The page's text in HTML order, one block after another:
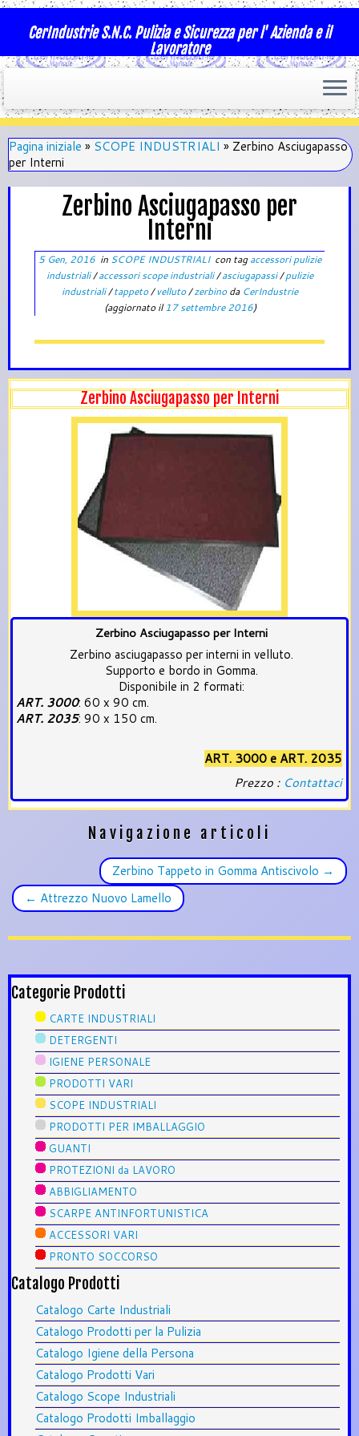
CerIndustrie S.N.C. Pulizia e Sicurezza per l' Azienda e il
Lavoratore
Pagina iniziale » SCOPE INDUSTRIALI » Zerbino Asciugapasso
per Interni
Zerbino Asciugapasso per
Interni
5 Gen, 2016 in SCOPE INDUSTRIALI con tagaccessori pulizie
industriali/accessori scope industriali/asciugapassi/pulizie
industriali/tappeto/velluto/zerbinoda CerIndustrie
(aggiornato il17 settembre 2016)
Zerbino Asciugapasso per Interni
Zerbino Asciugapasso per Interni
Zerbino asciugapasso per interni in velluto.
Supporto e bordo in Gomma.
Disponibile in 2 formati:
ART. 3000: 60 x 90 cm.
ART. 2035: 90 x 150 cm.
ART. 3000 e ART. 2035
Prezzo : Contattaci
Navigazione articoli
Zerbino Tappeto in Gomma Antiscivolo →
← Attrezzo Nuovo Lamello
Categorie Prodotti
CARTE INDUSTRIALI
DETERGENTI
IGIENE PERSONALE
PRODOTTI VARI
SCOPE INDUSTRIALI
PRODOTTI PER IMBALLAGGIO
GUANTI
PROTEZIONI da LAVORO
ABBIGLIAMENTO
SCARPE ANTINFORTUNISTICA
ACCESSORI VARI
PRONTO SOCCORSO
Catalogo Prodotti
Catalogo Carte Industriali
Catalogo Prodotti per la Pulizia
Catalogo Igiene della Persona
Catalogo Prodotti Vari
Catalogo Scope Industriali
Catalogo Prodotti Imballaggio